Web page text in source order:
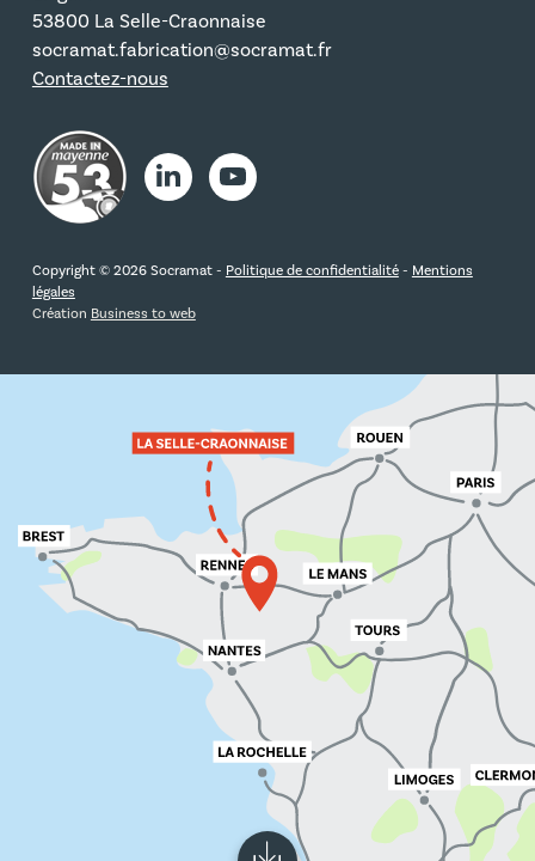
53800 La Selle-Craonnaise
socramat.fabrication@socramat.fr
Contactez-nous
Copyright © 2026 Socramat - Politique de confidentialité- Mentions
légales
Création Business to web